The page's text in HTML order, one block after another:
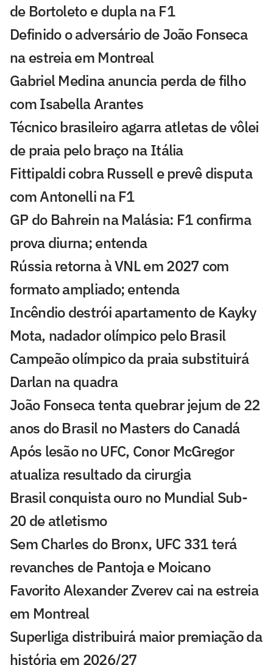
de Bortoleto e dupla na F1
Definido o adversário de João Fonseca
na estreia em Montreal
Gabriel Medina anuncia perda de filho
com Isabella Arantes
Técnico brasileiro agarra atletas de vôlei
de praia pelo braço na Itália
Fittipaldi cobra Russell e prevê disputa
com Antonelli na F1
GP do Bahrein na Malásia: F1 confirma
prova diurna; entenda
Rússia retorna à VNL em 2027 com
formato ampliado; entenda
Incêndio destrói apartamento de Kayky
Mota, nadador olímpico pelo Brasil
Campeão olímpico da praia substituirá
Darlan na quadra
João Fonseca tenta quebrar jejum de 22
anos do Brasil no Masters do Canadá
Após lesão no UFC, Conor McGregor
atualiza resultado da cirurgia
Brasil conquista ouro no Mundial Sub-
20 de atletismo
Sem Charles do Bronx, UFC 331 terá
revanches de Pantoja e Moicano
Favorito Alexander Zverev cai na estreia
em Montreal
Superliga distribuirá maior premiação da
história em 2026/27